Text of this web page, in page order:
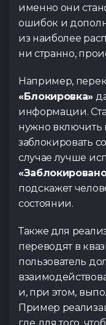
именно они
ошибок и
из наиболее
ни странно,
Например,
«Блокировка»
информации.
нужно включить
заблокировать
случае лучше
подскажет
состоянии.
Также для
переводят в
пользователь
и, при этом,
Пример